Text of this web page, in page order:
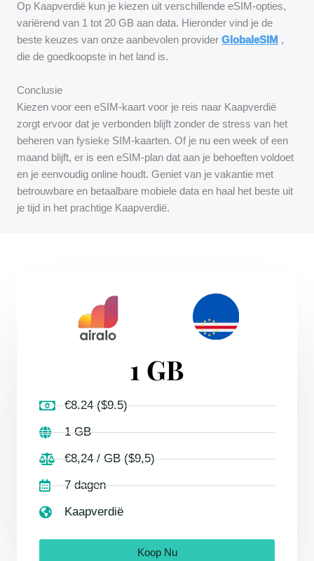
Op Kaapverdië kun je kiezen uit verschillende eSIM-opties,
variërend van 1 tot 20 GB aan data. Hieronder vind je de
beste keuzes van onze aanbevolen provider GlobaleSIM ,
die de goedkoopste in het land is.
Conclusie
Kiezen voor een eSIM-kaart voor je reis naar Kaapverdië
zorgt ervoor dat je verbonden blijft zonder de stress van het
beheren van fysieke SIM-kaarten. Of je nu een week of een
maand blijft, er is een eSIM-plan dat aan je behoeften voldoet
en je eenvoudig online houdt. Geniet van je vakantie met
betrouwbare en betaalbare mobiele data en haal het beste uit
je tijd in het prachtige Kaapverdië.
1 GB
€8.24 ($9.5)
1 GB
€8,24 / GB ($9,5)
7 dagen
Kaapverdië
Koop Nu